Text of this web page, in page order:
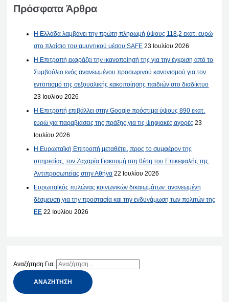
Πρόσφατα Άρθρα
Η Ελλάδα λαμβάνει την πρώτη πληρωμή ύψους 118,2 εκατ. ευρώ
στο πλαίσιο του αμυντικού μέσου SAFE 23 Ιουλίου 2026
Η Επιτροπή εκφράζει την ικανοποίησή της για την έγκριση από το
Συμβούλιο ενός ανανεωμένου προσωρινού κανονισμού για τον
εντοπισμό της σεξουαλικής κακοποίησης παιδιών στο διαδίκτυο
23 Ιουλίου 2026
Η Επιτροπή επιβάλλει στην Google πρόστιμα ύψους 890 εκατ.
ευρώ για παραβιάσεις της πράξης για τις ψηφιακές αγορές 23
Ιουλίου 2026
Η Ευρωπαϊκή Επιτροπή μεταθέτει, προς το συμφέρον της
υπηρεσίας, τον Ζαχαρία Γιακουμή στη θέση του Επικεφαλής της
Αντιπροσωπείας στην Αθήνα 22 Ιουλίου 2026
Ευρωπαϊκός πυλώνας κοινωνικών δικαιωμάτων: ανανεωμένη
δέσμευση για την προστασία και την ενδυνάμωση των πολιτών της
ΕΕ 22 Ιουλίου 2026
Αναζήτηση Για: